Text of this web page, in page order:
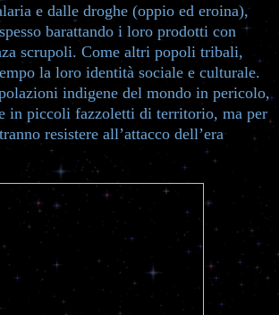
e dalle droghe (oppio ed eroina),
barattando i loro prodotti con
scrupoli. Come altri popoli tribali,
la loro identità sociale e culturale.
indigene del mondo in pericolo,
in piccoli fazzoletti di territorio, ma per
resistere all’attacco dell’era